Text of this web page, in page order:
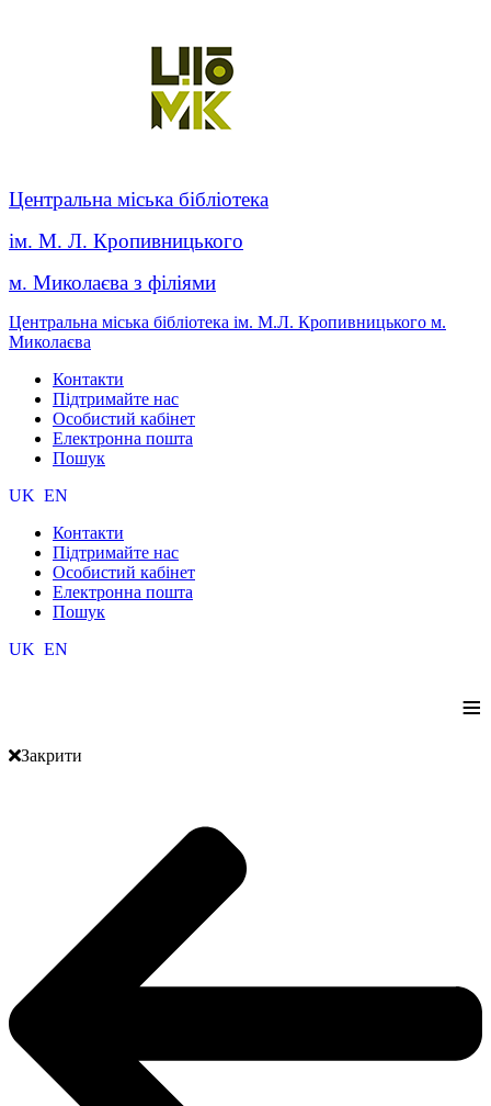
Центральна міська бібліотека
ім. М. Л. Кропивницького
м. Миколаєва з філіями
Центральна міська бібліотека ім. М.Л. Кропивницького м.
Миколаєва
Контакти
Підтримайте нас
Особистий кабінет
Електронна пошта
Пошук
UK EN
Контакти
Підтримайте нас
Особистий кабінет
Електронна пошта
Пошук
UK EN
≡
Закрити